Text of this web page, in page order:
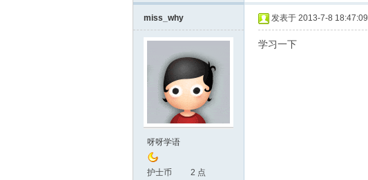
miss_why
呀呀学语
护士币
2 点
发表于 2013-7-8 18:47:09
学习一下